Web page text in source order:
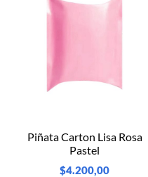
Piñata Carton Lisa Rosa
Pastel
$4.200,00